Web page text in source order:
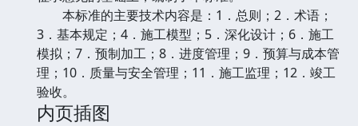
本标准的主要技术内容是：1．总则；2．术语；
3．基本规定；4．施工模型；5．深化设计；6．施工
模拟；7．预制加工；8．进度管理；9．预算与成本管
理；10．质量与安全管理；11．施工监理；12．竣工
验收。
内页插图